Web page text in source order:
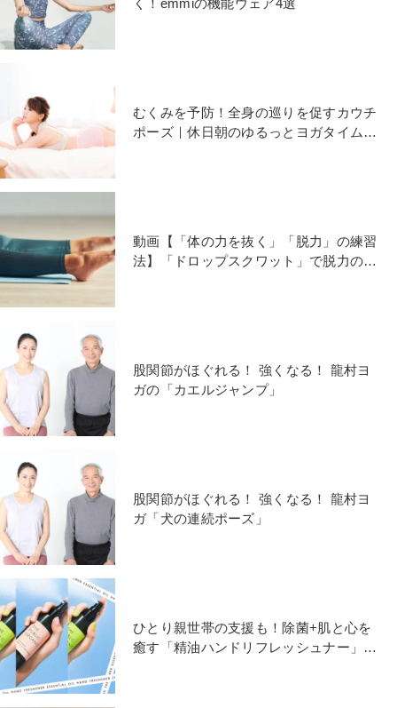
く！emmiの機能ウェア4選
むくみを予防！全身の巡りを促すカウチ
ポーズ｜休日朝のゆるっとヨガタイム
動画【「体の力を抜く」「脱力」の練習
法】「ドロップスクワット」で脱力の感
股関節がほぐれる！ 強くなる！ 龍村ヨ
ガの「カエルジャンプ」
股関節がほぐれる！ 強くなる！ 龍村ヨ
ガ「犬の連続ポーズ」
ひとり親世帯の支援も！除菌+肌と心を
癒す「精油ハンドリフレッシュナー」が